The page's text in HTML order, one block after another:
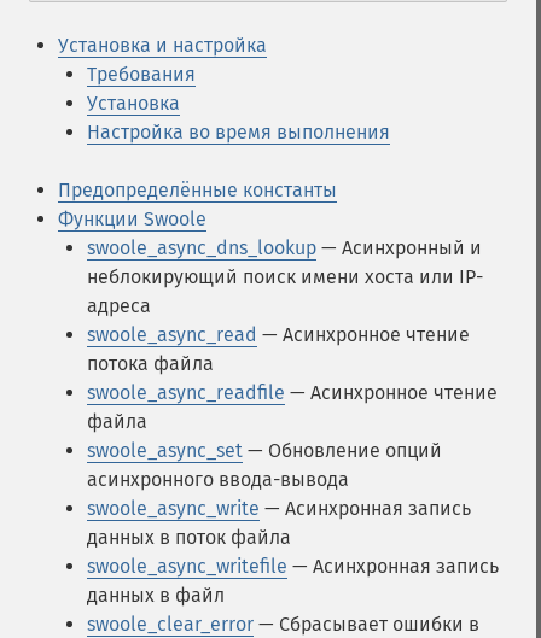
Установка и настройка
Требования
Установка
Настройка во время выполнения
Предопределённые константы
Функции Swoole
swoole_async_dns_lookup — Асинхронный и
неблокирующий поиск имени хоста или IP-
адреса
swoole_async_read — Асинхронное чтение
потока файла
swoole_async_readfile — Асинхронное чтение
файла
swoole_async_set — Обновление опций
асинхронного ввода-вывода
swoole_async_write — Асинхронная запись
данных в поток файла
swoole_async_writefile — Асинхронная запись
данных в файл
swoole_clear_error — Сбрасывает ошибки в